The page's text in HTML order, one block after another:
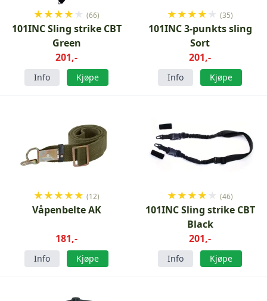
★★★★ ★ (66)
101INC Sling strike CBT
Green
201,-
Info Kjøpe
★★★★ ★ (35)
101INC 3-punkts sling
Sort
201,-
Info Kjøpe
★★★★★ (12)
Våpenbelte AK
181,-
Info Kjøpe
★★★★ ★ (46)
101INC Sling strike CBT
Black
201,-
Info Kjøpe